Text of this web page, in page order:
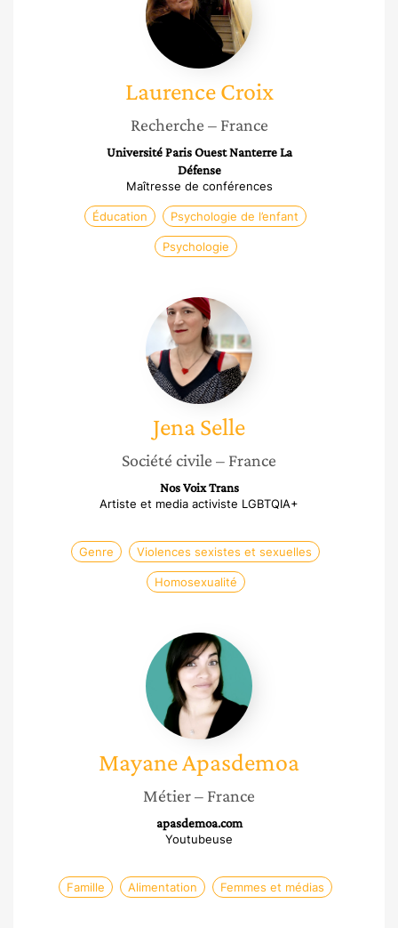
Laurence Croix
Recherche – France
Université Paris Ouest Nanterre La
Défense
Maîtresse de conférences
Éducation Psychologie de l’enfant
Psychologie
Jena
Selle
JenaSelle
Société civile – France
Nos Voix Trans
Artiste et media activiste LGBTQIA+
Genre Violences sexistes et sexuelles
Homosexualité
Mayane
Apasdemoa
MayaneApasdemoa
Métier– France
apasdemoa.com
Youtubeuse
Famille Alimentation Femmes et médias